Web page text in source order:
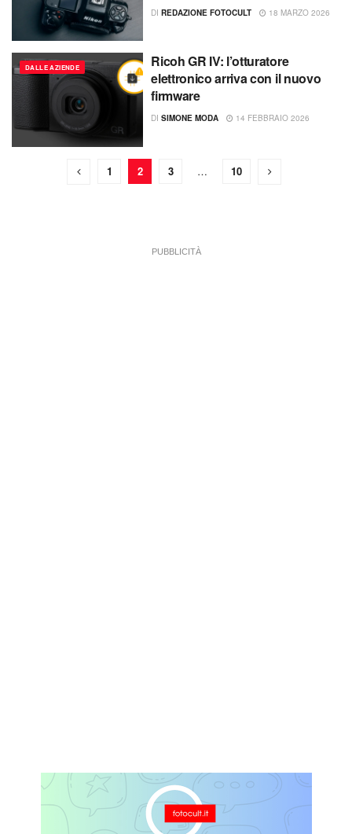
DI REDAZIONE FOTOCULT 18 MARZO 2026
DALLE AZIENDE
Ricoh GR IV: l’otturatore
elettronico arriva con il nuovo
firmware
DI SIMONE MODA 14 FEBBRAIO 2026
1 2 3 … 10
PUBBLICITÀ